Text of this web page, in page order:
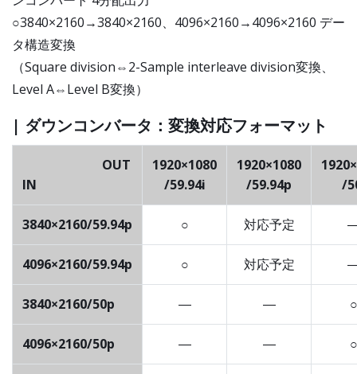
○3840×2160→3840×2160、4096×2160→4096×2160 デー
タ構造変換
（Square division⇔2-Sample interleave division変換、
Level A⇔Level B変換）
| ダウンコンバータ：変換対応フォーマット
OUT
IN
1920×1080
/59.94i
1920×1080
/59.94p
/
3840×2160/59.94p ○ 対応予定
4096×2160/59.94p ○ 対応予定
3840×2160/50p ― ― ○
4096×2160/50p ― ― ○